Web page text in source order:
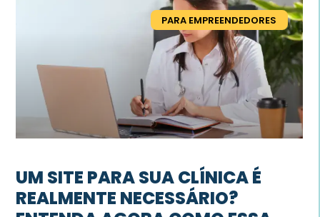
PARA EMPREENDEDORES
UM SITE PARA SUA CLÍNICA É
REALMENTE NECESSÁRIO?